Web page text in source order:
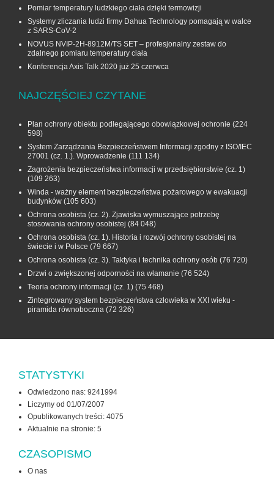
Pomiar temperatury ludzkiego ciała dzięki termowizji
Systemy zliczania ludzi firmy Dahua Technology pomagają w walce
z SARS-CoV-2
NOVUS NVIP-2H-8912M/TS SET – profesjonalny zestaw do
zdalnego pomiaru temperatury ciała
Konferencja Axis Talk 2020 już 25 czerwca
NAJCZĘŚCIEJ CZYTANE
Plan ochrony obiektu podlegającego obowiązkowej ochronie (224
598)
System Zarządzania Bezpieczeństwem Informacji zgodny z ISO/IEC
27001 (cz. 1.). Wprowadzenie (111 134)
Zagrożenia bezpieczeństwa informacji w przedsiębiorstwie (cz. 1)
(109 263)
Winda - ważny element bezpieczeństwa pożarowego w ewakuacji
budynków (105 603)
Ochrona osobista (cz. 2). Zjawiska wymuszające potrzebę
stosowania ochrony osobistej (84 048)
Ochrona osobista (cz. 1). Historia i rozwój ochrony osobistej na
świecie i w Polsce (79 667)
Ochrona osobista (cz. 3). Taktyka i technika ochrony osób (76 720)
Drzwi o zwiększonej odporności na włamanie (76 524)
Teoria ochrony informacji (cz. 1) (75 468)
Zintegrowany system bezpieczeństwa człowieka w XXI wieku -
piramida równoboczna (72 326)
STATYSTYKI
Odwiedzono nas: 9241994
Liczymy od 01/07/2007
Opublikowanych treści: 4075
Aktualnie na stronie: 5
CZASOPISMO
O nas